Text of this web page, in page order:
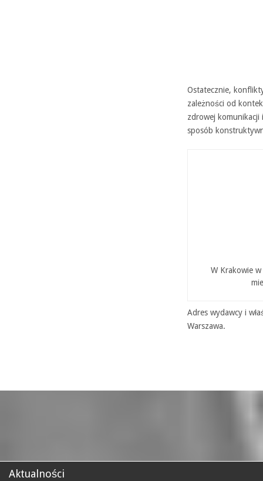
Ostatecznie,
zależności od
zdrowej
sposób
W Krakowie
Adres wydawcy i
Warszawa.
Aktualności